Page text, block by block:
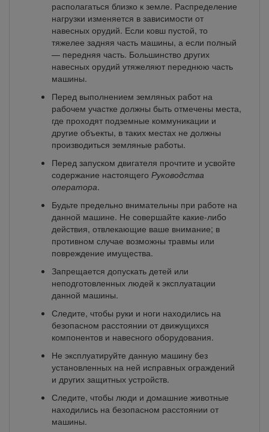
располагаться близко к земле. Распределение
нагрузки изменяется в зависимости от
навесных орудий. Если ковш пустой, то
тяжелее задняя часть машины, а если полный
— передняя часть. Большинство других
навесных орудий утяжеляют переднюю часть
машины.
Перед выполнением земляных работ на
рабочем участке должны быть отмечены места,
где проходят подземные коммуникации и
другие объекты, в таких местах не должны
производиться земляные работы.
Перед запуском двигателя прочтите и усвойте
содержание настоящего Руководства
оператора.
Будьте предельно внимательны при работе на
данной машине. Не совершайте какие-либо
действия, отвлекающие ваше внимание; в
противном случае возможны травмы или
повреждение имущества.
Запрещается допускать детей или
неподготовленных людей к эксплуатации
данной машины.
Следите, чтобы руки и ноги находились на
безопасном расстоянии от движущихся
компонентов и навесного оборудования.
Не эксплуатируйте данную машину без
установленных на ней исправных ограждений
и других защитных устройств.
Следите, чтобы люди и домашние животные
находились на безопасном расстоянии от
машины.